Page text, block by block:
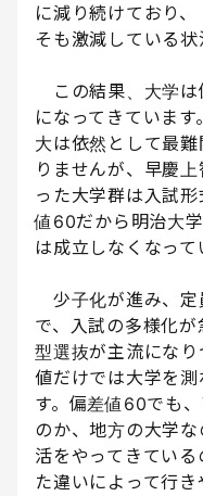
に減り続けており
そも激減している状
この結果、大学は
になってきていま
大は依然として最
りませんが、早慶
った大学群は入試
値60だから明治大
は成立しなくなって
少子化が進み、定
で、入試の多様化
型選抜が主流にな
値だけでは大学を
す。偏差値60でも
のか、地方の大学
活をやってきてい
た違いによって行